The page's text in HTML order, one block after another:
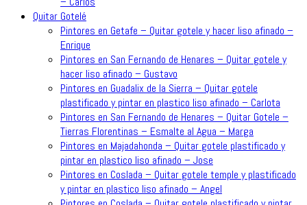
Quitar Gotelé
Pintores en Getafe – Quitar gotele y hacer liso afinado –
Enrique
Pintores en San Fernando de Henares – Quitar gotele y
hacer liso afinado – Gustavo
Pintores en Guadalix de la Sierra – Quitar gotele
plastificado y pintar en plastico liso afinado – Carlota
Pintores en San Fernando de Henares – Quitar Gotele –
Tierras Florentinas – Esmalte al Agua – Marga
Pintores en Majadahonda – Quitar gotele plastificado y
pintar en plastico liso afinado – Jose
Pintores en Coslada – Quitar gotele temple y plastificado
y pintar en plastico liso afinado – Angel